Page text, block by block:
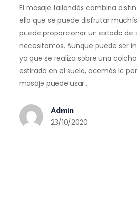
El masaje tailandés combina
ello que se puede disfrutar
puede proporcionar un estado de
necesitamos. Aunque puede ser
ya que se realiza sobre una
estirada en el suelo, además la
masaje puede usar…
Admin
23/10/2020